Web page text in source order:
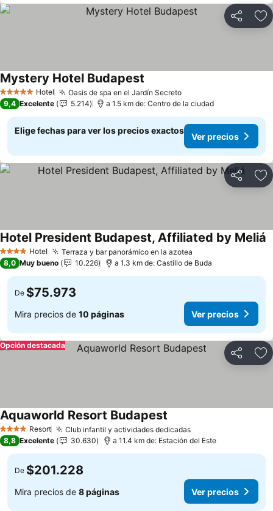
Compartir
5 Estrellas Hotel Oasis de spa en el Jardín Secreto
Mystery Hotel Budapest
9,4 Excelente 5.214 a 1.5 km de: Centro de la ciudad
Elige fechas para ver los precios exactos
Ver precios
Compartir
4 EstrellasHotel Terraza y bar panorámico en la azotea
Hotel President Budapest, Affiliated by Meliá
8,0 Muy bueno 10.226 a 1.3 km de: Castillo de Buda
De $75.973
Mira precios de 10 páginas Ver precios
Compartir
Opción destacada
4 EstrellasResort Club infantil y actividades dedicadas
Aquaworld Resort Budapest
8,8 Excelente 30.630 a 11.4 km de: Estación del Este
De $201.228
Mira precios de 8 páginas Ver precios